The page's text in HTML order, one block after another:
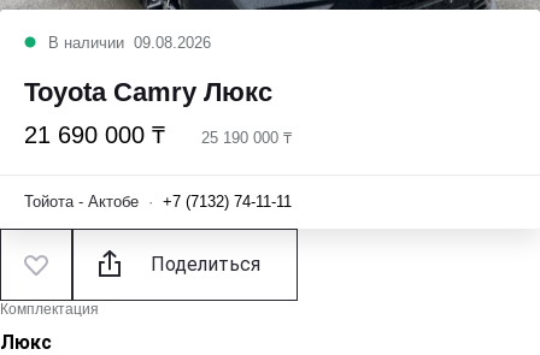
В наличии 09.08.2026
Toyota Camry Люкс
21 690 000 ₸ 25 190 000 ₸
Тойота - Актобе · +7 (7132) 74-11-11
Поделиться
Комплектация
Люкс